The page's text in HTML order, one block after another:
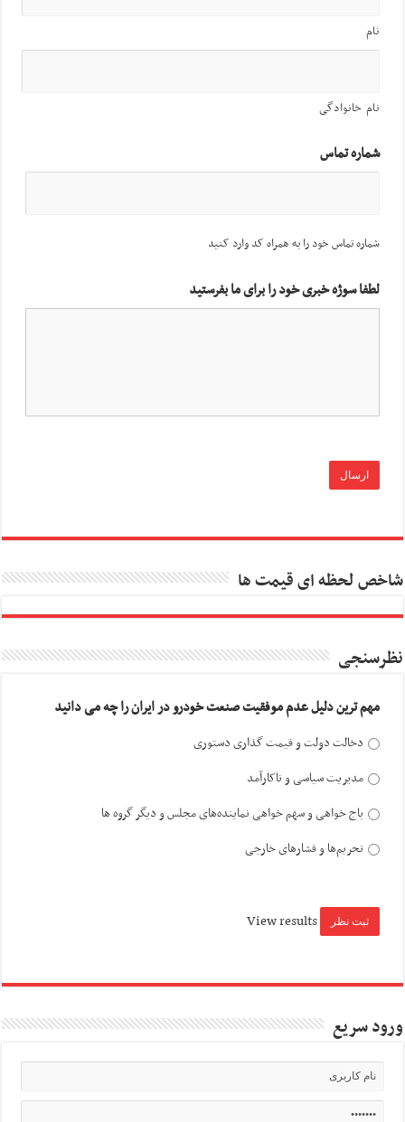
نام
نام خانوادگی
شماره تماس
شماره تماس خود را به همراه کد وارد کنید
لطفا سوژه خبری خود را برای ما بفرستید
شاخص لحظه ای قیمت ها
نظرسنجی
مهم ترین دلیل عدم موفقیت صنعت خودرو در ایران را چه می دانید
دخالت دولت و قیمت گذاری دستوری
مدیریت سیاسی و ناکارآمد
باج خواهی و سهم خواهی نماینده‌های مجلس و دیگر گروه ها
تحریم‌ها و فشارهای خارجی
View results
ورود سریع